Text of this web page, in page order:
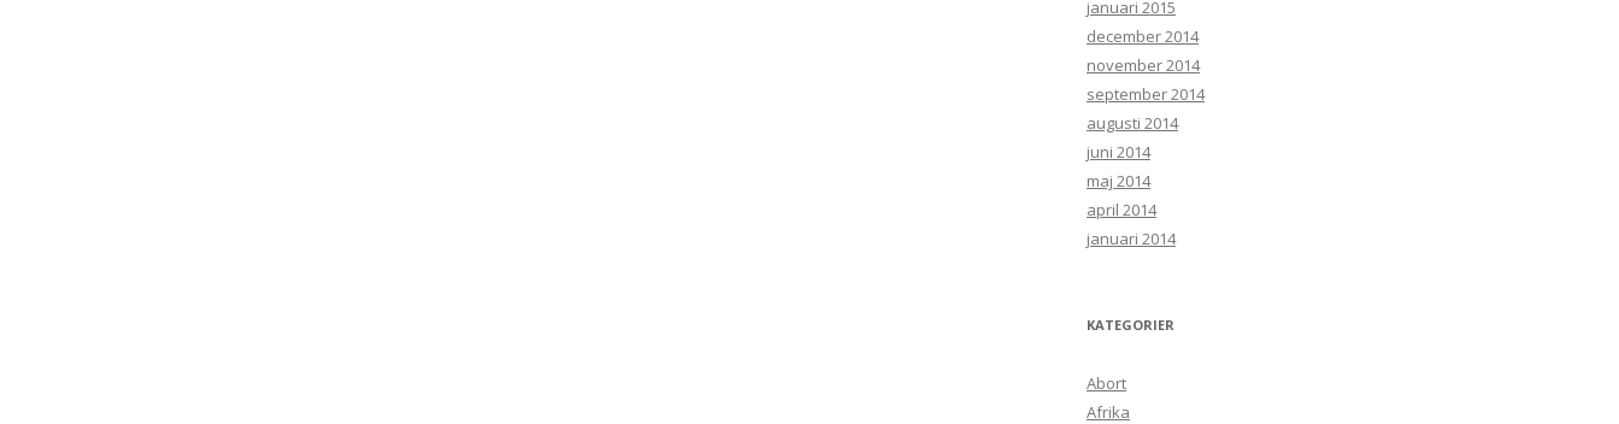
januari 2015
december 2014
november 2014
september 2014
augusti 2014
juni 2014
maj 2014
april 2014
januari 2014
KATEGORIER
Abort
Afrika